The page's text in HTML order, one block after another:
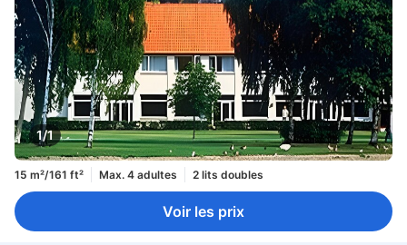
1/1
15 m²/161 ft² Max. 4 adultes 2 lits doubles
Voir les prix